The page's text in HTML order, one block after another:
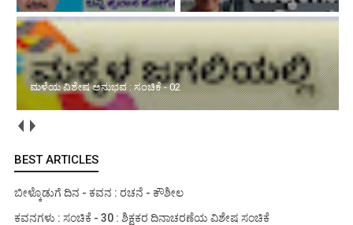
ಮಳೆಯ ವಿಶೇಷ ಅನುಭವ : ಸಂಚಿಕೆ - 02
BEST ARTICLES
ಬೀಳ್ಕೊಡುಗೆ ದಿನ - ಕವನ : ರಚನೆ - ಕೌಶೀಲ
ಕವನಗಳು : ಸಂಚಿಕೆ - 30 : ಶಿಕ್ಷಕರ ದಿನಾಚರಣೆಯ ವಿಶೇಷ ಸಂಚಿಕೆ